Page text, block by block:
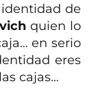
de
quien lo
en serio
eres
cajas…